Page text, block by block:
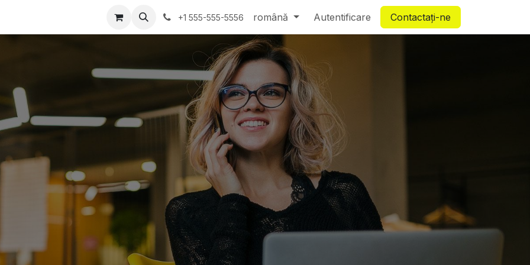
MyStarnet APP Mai multe Business
+1 555-555-5556 română Autentificare Contactați-ne